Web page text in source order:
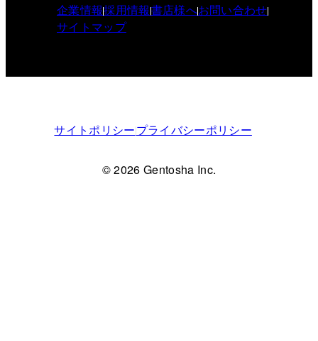
企業情報採用情報書店様へお問い合わせ
サイトマップ
サイトポリシープライバシーポリシー
© 2026 Gentosha Inc.